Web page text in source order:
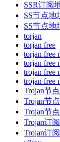
SSR订阅
SS节点地
SS节点地
torjan
torjan free
torjan free
torjan free
trojan free
trojan free
Trojan节
Trojan节
Trojan节
Trojan订
Trojan订